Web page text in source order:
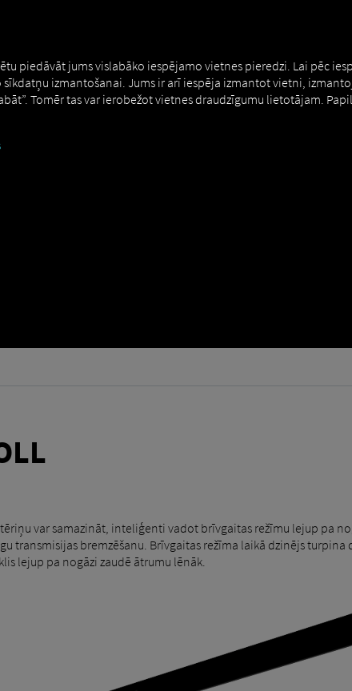
var samazināt, inteliģenti vadot brīvgaitas režīmu lejup pa
transmisijas bremzēšanu. Brīvgaitas režīma laikā dzinējs
lejup pa nogāzi zaudē ātrumu lēnāk.
piedāvāt jums vislabāko iespējamo vietnes pieredzi. Lai pēc
sīkdatņu izmantošanai. Jums ir arī iespēja izmantot vietni,
Tomēr tas var ierobežot vietnes draudzīgumu lietotājam.